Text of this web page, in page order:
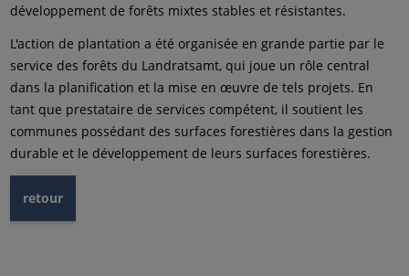
développement de forêts mixtes stables et résistantes.
L'action de plantation a été organisée en grande partie par le
service des forêts du Landratsamt, qui joue un rôle central
dans la planification et la mise en œuvre de tels projets. En
tant que prestataire de services compétent, il soutient les
communes possédant des surfaces forestières dans la gestion
durable et le développement de leurs surfaces forestières.
retour